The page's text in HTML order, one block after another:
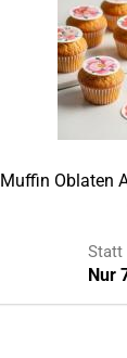
Muffin Oblaten
Statt
Nur